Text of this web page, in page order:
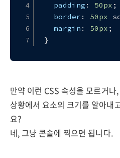
padding : 50px ;
border : 50px
margin : 50px ;
}
만약 이런 CSS 속성을 모르거
상황에서 요소의 크기를 알아내
요?
네, 그냥 콘솔에 찍으면 됩니다.